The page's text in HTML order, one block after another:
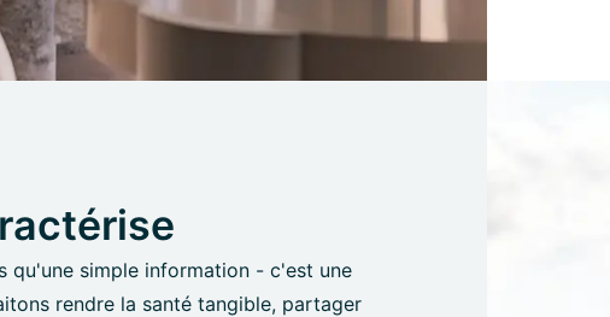
qu'une simple information - c'est une
rendre la santé tangible, partager